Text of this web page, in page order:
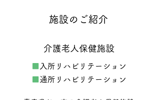
施設のご紹介
​介護老人保健施設
入所リハビリテーション
通所リハビリテーション